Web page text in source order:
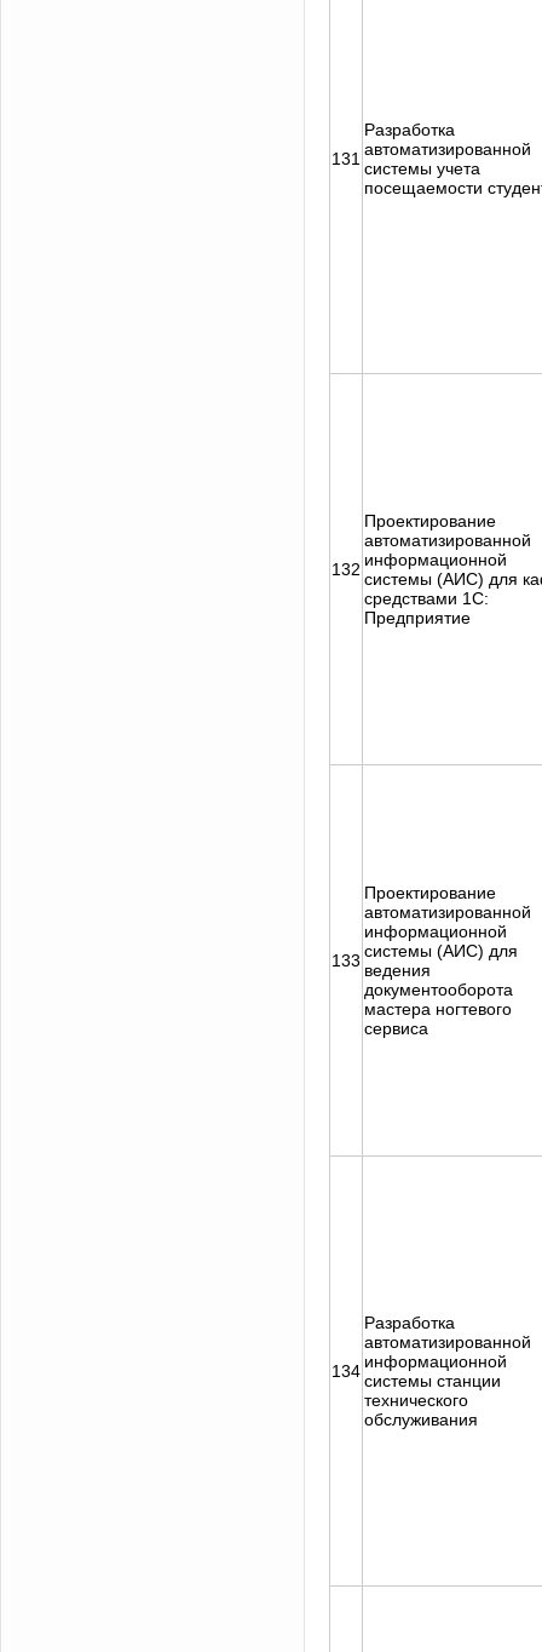
131
Разработка
автоматизированной
системы учета
посещаемости
132
Проектирование
автоматизированной
информационной
системы (АИС) для
средствами 1C:
Предприятие
133
Проектирование
автоматизированной
информационной
системы (АИС) для
ведения
документооборота
мастера ногтевого
сервиса
134
Разработка
автоматизированной
информационной
системы станции
технического
обслуживания